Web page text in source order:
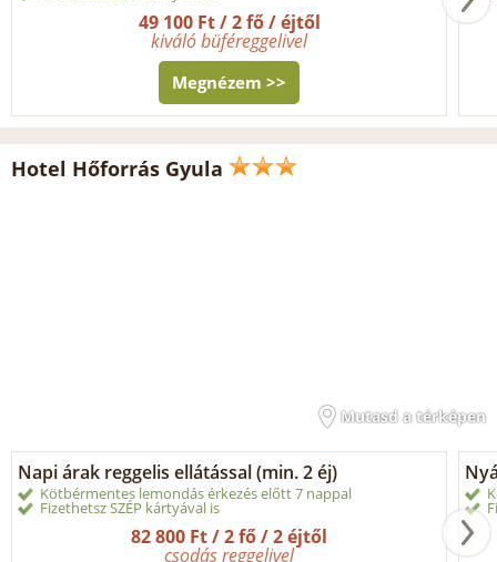
49 100 Ft / 2 fő / éjtől
kiváló büféreggelivel
Megnézem >>
Hotel Hőforrás Gyula
Mutasd a térképen
Napi árak reggelis ellátással (min. 2 éj)
Kötbérmentes lemondás érkezés előtt 7 nappal
Fizethetsz SZÉP kártyával is
82 800 Ft / 2 fő / 2 éjtől
csodás reggelivel